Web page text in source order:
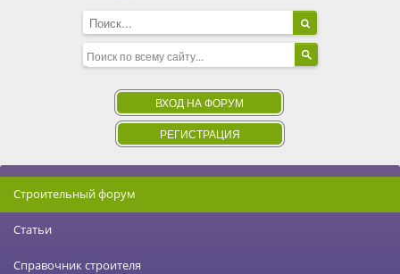
ВХОД НА ФОРУМ
РЕГИСТРАЦИЯ
Строительный форум
Статьи
Справочник строителя